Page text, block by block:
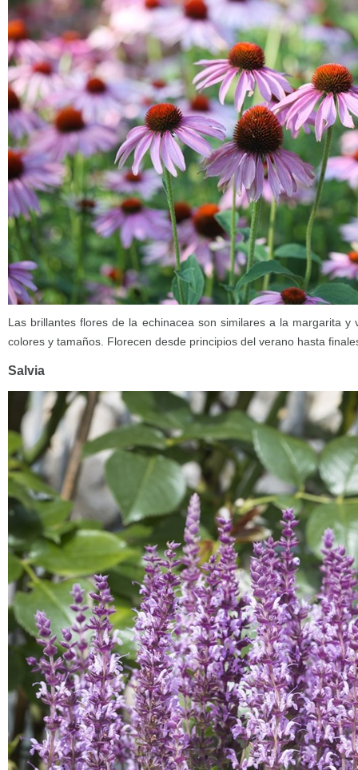
Las brillantes flores de la echinacea son similares a la margarita y
colores y tamaños. Florecen desde principios del verano hasta
Salvia